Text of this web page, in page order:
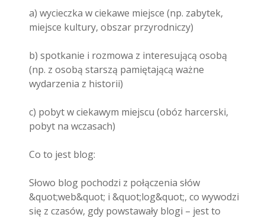
a) wycieczka w ciekawe miejsce (np. zabytek,
miejsce kultury, obszar przyrodniczy)
b) spotkanie i rozmowa z interesującą osobą
(np. z osobą starszą pamiętającą ważne
wydarzenia z historii)
c) pobyt w ciekawym miejscu (obóz harcerski,
pobyt na wczasach)
Co to jest blog:
Słowo blog pochodzi z połączenia słów
&quot;web&quot; i &quot;log&quot;, co wywodzi
się z czasów, gdy powstawały blogi – jest to